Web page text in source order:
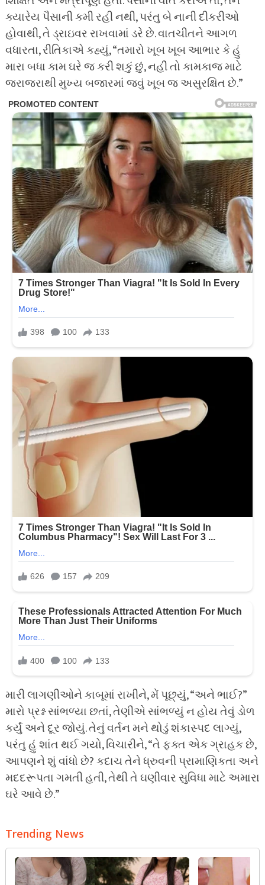
ક્યારેય પૈસાની કમી રહી નથી, પરંતુ બે નાની દીકરીઓ
હોવાથી, તે ડ્રાઇવર રાખવામાં ડરે ​​છે. વાતચીતને આગળ
વધારતા, રીતિકાએ કહ્યું, “તમારો ખૂબ ખૂબ આભાર કે હું
મારા બધા કામ ઘરે જ કરી શકું છું, નહીં તો કામકાજ માટે
જરાજરાથી મુખ્ય બજારમાં જવું ખૂબ જ અસુરક્ષિત છે.”
મારી લાગણીઓને કાબૂમાં રાખીને, મેં પૂછ્યું, “અને ભાઈ?”
મારો પ્રશ્ન સાંભળ્યા છતાં, તેણીએ સાંભળ્યું ન હોય તેવું ડોળ
કર્યું અને દૂર જોયું. તેનું વર્તન મને થોડું શંકાસ્પદ લાગ્યું,
પરંતુ હું શાંત થઈ ગયો, વિચારીને, “તે ફક્ત એક ગ્રાહક છે,
આપણને શું વાંધો છે? કદાચ તેને ધ્રુવની પ્રામાણિકતા અને
મદદરૂપતા ગમતી હતી, તેથી તે ઘણીવાર સુવિધા માટે અમારા
ઘરે આવે છે.”
Trending News